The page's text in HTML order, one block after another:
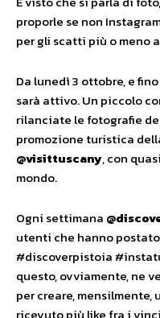
proporle se non
per gli scatti più o meno
Da lunedì 3 ottobre, e
sarà attivo. Un piccolo
rilanciate le fotografie
promozione turistica
@visittuscany, con
mondo.
Ogni settimana
utenti che hanno
#discoverpistoia
questo, ovviamente, ne
per creare, mensilmente,